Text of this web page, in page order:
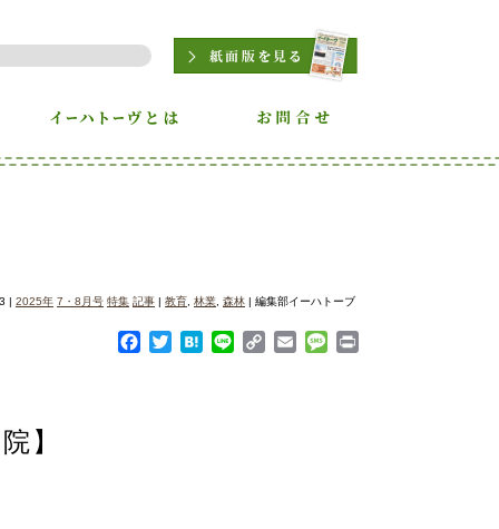
| 2025年 7・8月号 特集 記事 | 教育 林業 森林 | 編集部イーハトーブ
Facebook
TwitterHatena
Line
Copy EmailMessage
】